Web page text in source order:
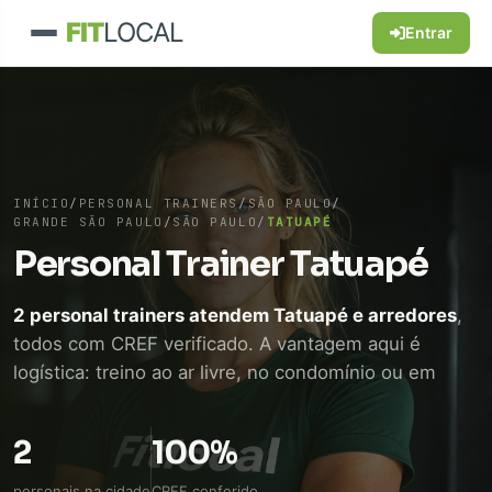
FITLOCAL Entrar
INÍCIO / PERSONAL TRAINERS/SÃO PAULO/
GRANDE SÃO PAULO / SÃO PAULO / TATUAPÉ
Personal Trainer Tatuapé
2 personal trainers atendem Tatuapé e arredores,
todos com CREF verificado. A vantagem aqui é
logística: treino ao ar livre, no condomínio ou em
deslocamento. WhatsApp direto, sem intermediário.
2 100%